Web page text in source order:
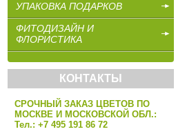
УПАКОВКА ПОДАРКОВ
ФИТОДИЗАЙН И
ФЛОРИСТИКА
КОНТАКТЫ
СРОЧНЫЙ ЗАКАЗ ЦВЕТОВ ПО
МОСКВЕ И МОСКОВСКОЙ ОБЛ.:
Тел.: +7 495 191 86 72